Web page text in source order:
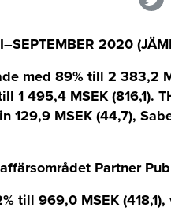
2020
med 89% till 2 383,2
1 495,4 MSEK
129,9 MSEK (44,7),
Partner
till 969,0 MSEK